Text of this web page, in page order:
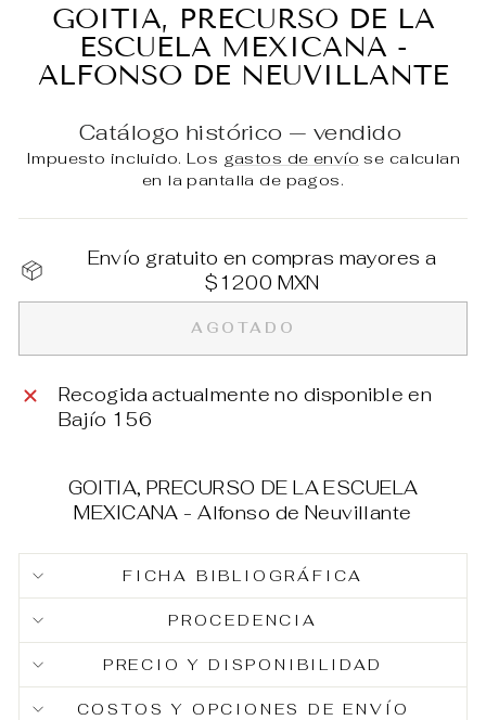
GOITIA, PRECURSO DE LA
ESCUELA MEXICANA -
ALFONSO DE NEUVILLANTE
Catálogo histórico — vendido
Impuesto incluido. Los gastos de envío se calculan
en la pantalla de pagos.
Envío gratuito en compras mayores a
$1200 MXN
AGOTADO
Recogida actualmente no disponible en
Bajío 156
GOITIA, PRECURSO DE LA ESCUELA
MEXICANA - Alfonso de Neuvillante
FICHA BIBLIOGRÁFICA
PROCEDENCIA
PRECIO Y DISPONIBILIDAD
COSTOS Y OPCIONES DE ENVÍO